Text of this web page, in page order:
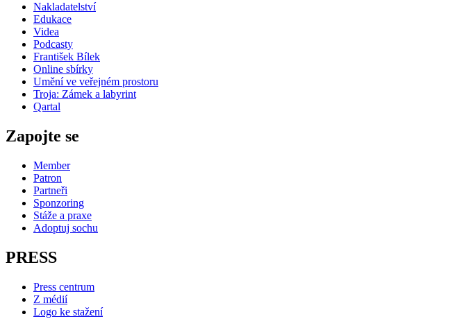
Nakladatelství
Edukace
Videa
Podcasty
František Bílek
Online sbírky
Umění ve veřejném prostoru
Troja: Zámek a labyrint
Qartal
Zapojte se
Member
Patron
Partneři
Sponzoring
Stáže a praxe
Adoptuj sochu
PRESS
Press centrum
Z médií
Logo ke stažení